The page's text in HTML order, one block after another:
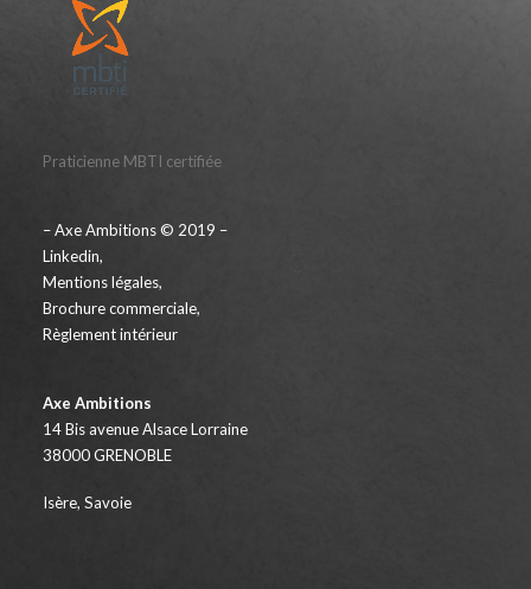
Praticienne MBTI certifiée
– Axe Ambitions © 2019 –
Linkedin,
Mentions légales,
Brochure commerciale,
Règlement intérieur
Axe Ambitions
14 Bis avenue Alsace Lorraine
38000 GRENOBLE
Isère, Savoie